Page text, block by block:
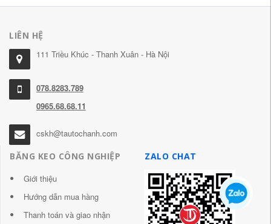
LIÊN HỆ
111 Triều Khúc - Thanh Xuân - Hà Nội
078.8283.789
0965.68.68.11
cskh@tautochanh.com
BĂNG KEO CÔNG NGHIỆP
Giới thiệu
Hướng dẫn mua hàng
Thanh toán và giao nhận
ZALO CHAT